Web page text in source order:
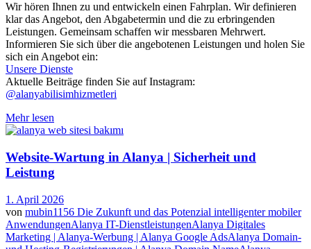
Wir hören Ihnen zu und entwickeln einen Fahrplan. Wir definieren
klar das Angebot, den Abgabetermin und die zu erbringenden
Leistungen. Gemeinsam schaffen wir messbaren Mehrwert.
Informieren Sie sich über die angebotenen Leistungen und holen Sie
sich ein Angebot ein:
Unsere Dienste
Aktuelle Beiträge finden Sie auf Instagram:
@alanyabilisimhizmetleri
Mehr lesen
Website-Wartung in Alanya | Sicherheit und
Leistung
1. April 2026
von mubin1156 Die Zukunft und das Potenzial intelligenter mobiler
AnwendungenAlanya IT-DienstleistungenAlanya Digitales
Marketing | Alanya-Werbung | Alanya Google AdsAlanya Domain-